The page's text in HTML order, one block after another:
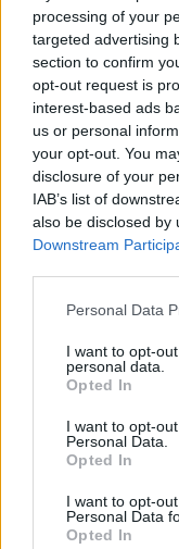
processing of your
targeted advertising
section to confirm
opt-out request is
interest-based ads
us or personal
your opt-out. You
disclosure of your
IAB’s list of
also be disclosed by
Downstream
Personal Data
I want to opt-
personal data.
Opted In
I want to opt-
Personal Data.
Opted In
I want to opt-
Personal Data
Opted In
hitelminősítői
Fitch Ratings. Az
a költségvetési
államadósság
hogy az ágazati
mivel az túlzott
látják az
Magyarország
megőrzésétől a
én jön a Nyugat-
magas szintű
Részletek a
a múlt héten